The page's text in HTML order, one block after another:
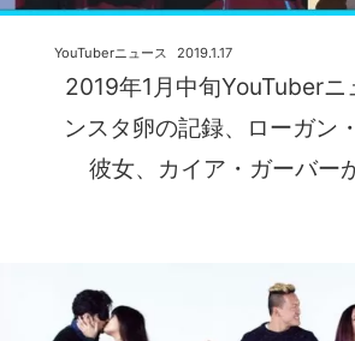
2019年1月中旬YouTuberニ
ンスタ卵の記録、ローガン
彼女、カイア・ガーバー
2019.1.17
YouTuberニュース